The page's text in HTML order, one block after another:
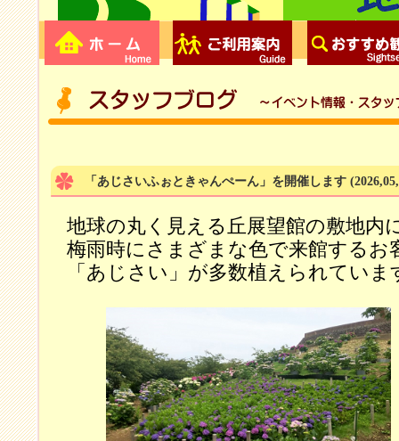
「あじさいふぉときゃんぺーん」を開催します
地球の丸く見える丘展望館の敷地内
梅雨時にさまざまな色で来館するお
「あじさい」が多数植えられていま